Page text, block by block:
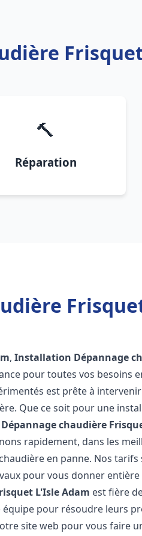
🔨
Réparation
,Installation Dépannage
pour toutes vos besoins
est prête à
Que ce soit pour une
chaudière
rapidement, dans les
en panne. Nos
pour vous donner
L'Isle Adam est fière
pour résoudre leurs
site web pour vous faire